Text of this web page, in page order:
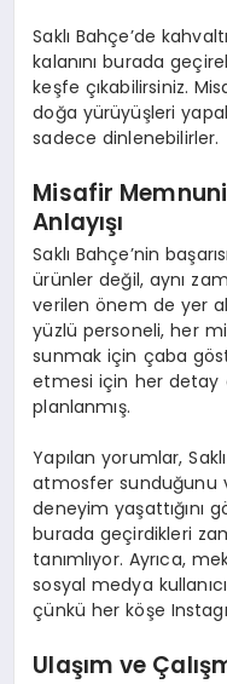
Saklı Bahçe’de
kalanını burada
keşfe çıkabilirsiniz.
doğa yürüyüşleri
sadece dinlenebilirler.
Misafir
Anlayışı
Saklı Bahçe’nin
ürünler değil, aynı
verilen önem de yer
yüzlü personeli, her
sunmak için çaba
etmesi için her detay
planlanmış.
Yapılan yorumlar,
atmosfer sunduğunu
deneyim yaşattığını
burada geçirdikleri
tanımlıyor. Ayrıca,
sosyal medya
çünkü her köşe
Ulaşım ve